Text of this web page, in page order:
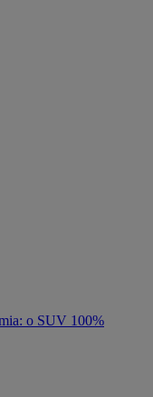
o SUV 100%